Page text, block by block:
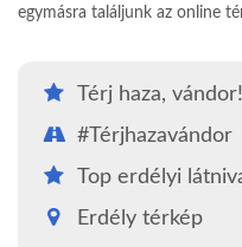
egymásra találjunk az online
Térj haza, vándor!
#Térjhazavándor
Top erdélyi
Erdély térkép